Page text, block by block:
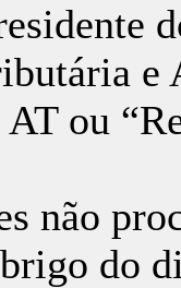
e
ou
não
do